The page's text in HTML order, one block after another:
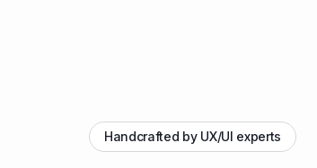
Handcrafted by UX/UI experts